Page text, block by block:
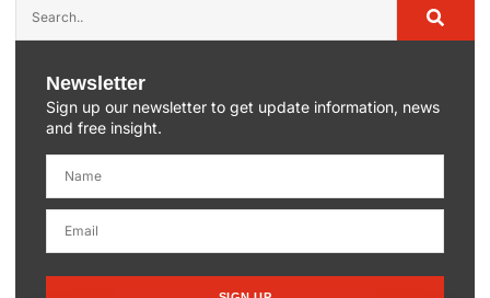
Newsletter
Sign up our newsletter to get update information, news
and free insight.